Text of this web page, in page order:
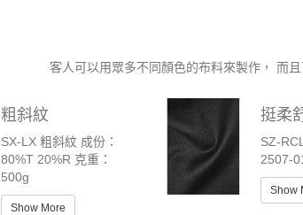
客人可以用眾多不同顏色的布料來製作， 而
粗斜紋
SX-LX 粗斜紋 成份：
80%T 20%R 克重：
500g
Show More
挺柔
SZ-
2507-
Show